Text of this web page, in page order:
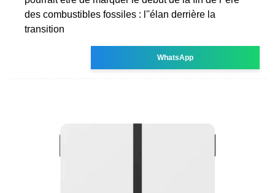
des combustibles fossiles : l''élan derrière la
transition
WhatsApp